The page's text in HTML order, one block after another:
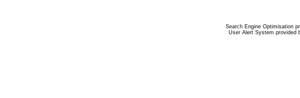
Search Engine Optimisation
User Alert System provided